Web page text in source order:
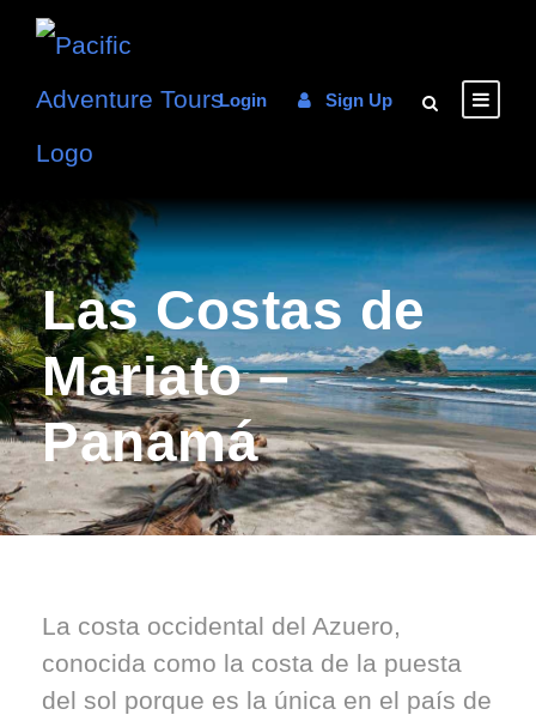
Login Sign Up
Las Costas de
Mariato –
Panamá
La costa occidental del Azuero,
conocida como la costa de la puesta
del sol porque es la única en el país de